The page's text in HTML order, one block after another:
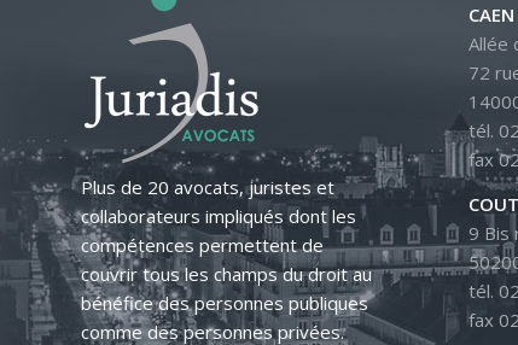
Plus de 20 avocats, juristes et
collaborateurs impliqués dont les
compétences permettent de
couvrir tous les champs du droit au
bénéfice des personnes publiques
comme des personnes privées.
CAEN
Allée
72
tél.
fax
9 Bis
tél.
fax